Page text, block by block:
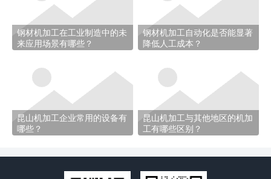
钢材机加工在工业制造中的未
来应用场景有哪些？
钢材机加工自动化是否能显著
降低人工成本？
昆山机加工企业常用的设备有
哪些？
昆山机加工与其他地区的机加
工有哪些区别？